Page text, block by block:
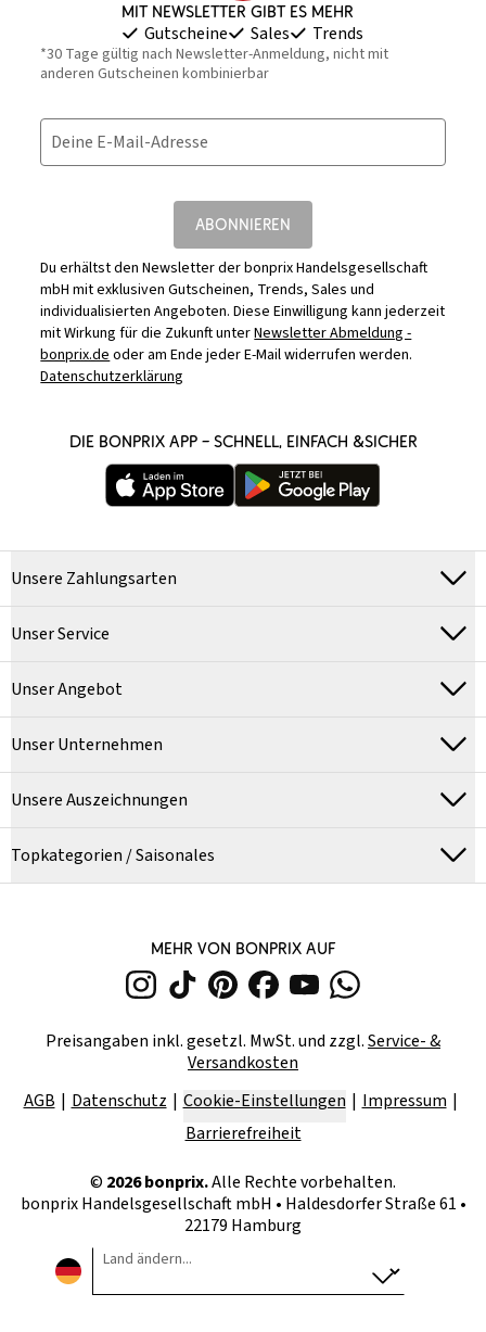
Mit Newsletter gibt es mehr
Gutscheine Sales Trends
*30 Tage gültig nach Newsletter-Anmeldung, nicht mit
anderen Gutscheinen kombinierbar
Deine E-Mail-Adresse
ABONNIEREN
Du erhältst den Newsletter der bonprix Handelsgesellschaft
mbH mit exklusiven Gutscheinen, Trends, Sales und
individualisierten Angeboten. Diese Einwilligung kann jederzeit
mit Wirkung für die Zukunft unterNewsletter Abmeldung -
bonprix.deoder am Ende jeder E-Mail widerrufen werden.
Datenschutzerklärung
DIE BONPRIX APP – SCHNELL, EINFACH &SICHER
Unsere Zahlungsarten
Unser Service
Unser Angebot
Unser Unternehmen
Unsere Auszeichnungen
Topkategorien / Saisonales
MEHR VON BONPRIX AUF
Preisangaben inkl. gesetzl. MwSt. und zzgl.Service- &
Versandkosten
AGB
Datenschutz Cookie-Einstellungen
Impressum
Barrierefreiheit
© 2026bonprix.Alle Rechte vorbehalten.
bonprix Handelsgesellschaft mbH • Haldesdorfer Straße 61 •
22179 Hamburg
Land ändern...